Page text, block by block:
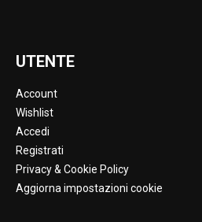
UTENTE
Account
Wishlist
Accedi
Registrati
Privacy & Cookie Policy
Aggiorna impostazioni cookie